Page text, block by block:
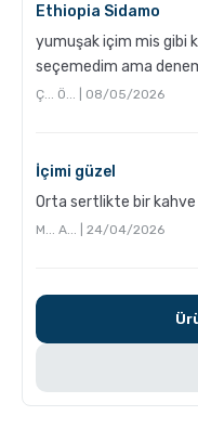
GROSCHE
V60 Dripper ile
Ethiopia Sidamo
yumuşak içim mis gibi
seçemedim ama
Ç... Ö... | 08/05/2026
İçimi güzel
Orta sertlikte bir kahve
M... A... | 24/04/2026